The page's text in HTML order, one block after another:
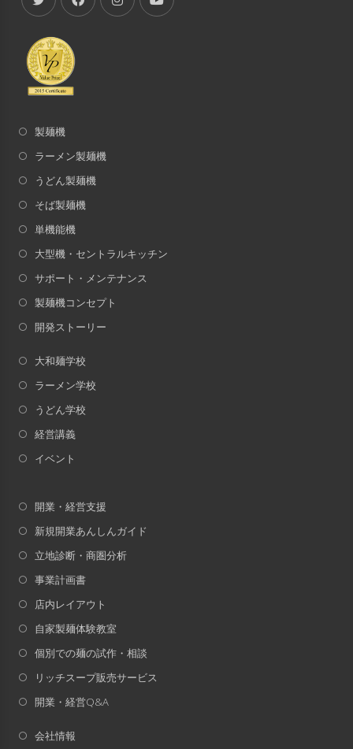
製麺機
ラーメン製麺機
うどん製麺機
そば製麺機
単機能機
大型機・セントラルキッチン
サポート・メンテナンス
製麺機コンセプト
開発ストーリー
大和麺学校
ラーメン学校
うどん学校
経営講義
イベント
開業・経営支援
新規開業あんしんガイド
立地診断・商圏分析
事業計画書
店内レイアウト
自家製麺体験教室
個別での麺の試作・相談
リッチスープ販売サービス
開業・経営Q&A
会社情報